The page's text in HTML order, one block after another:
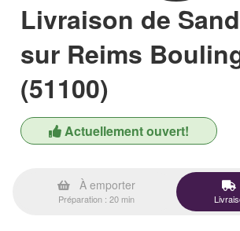
Livraison de
sur Reims
(51100)
Actuellement ouvert!
À emporter
Préparation : 20 min